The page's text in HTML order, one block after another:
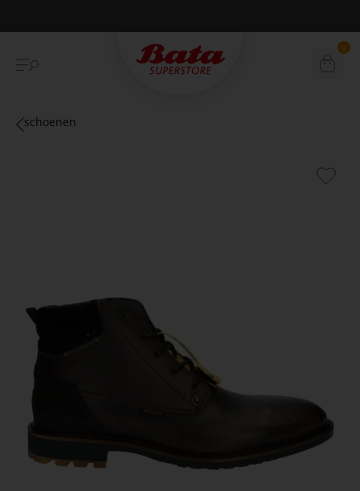
Betaal achteraf met Klarna 0
schoenen